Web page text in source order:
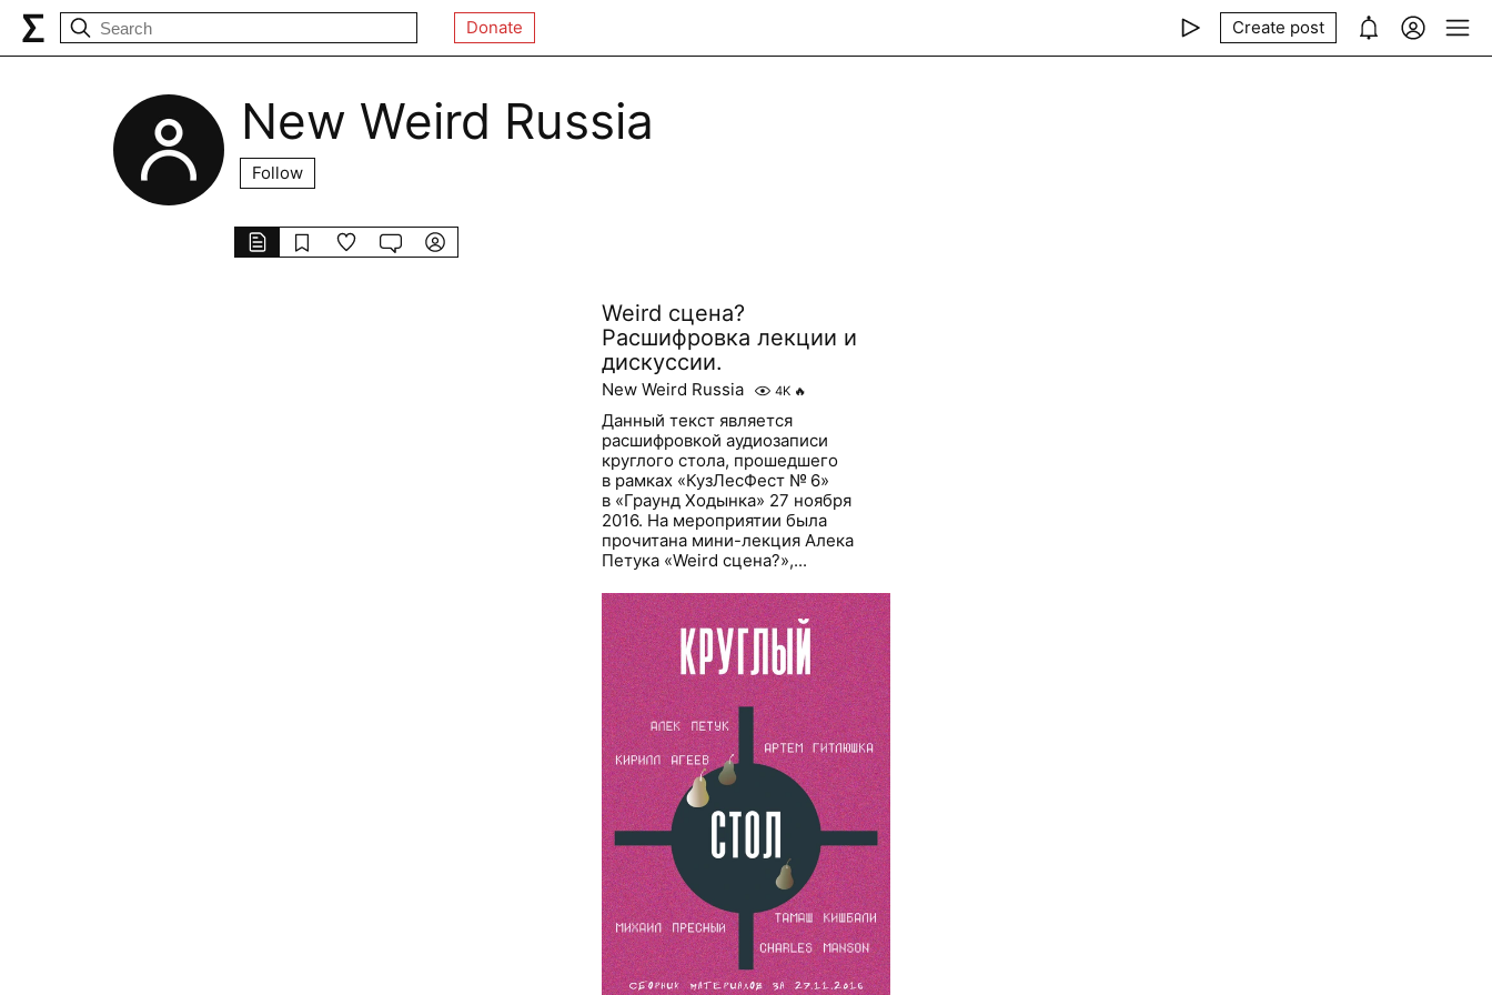
Donate Create post
New Weird Russia
Follow
Weird сцена?
Расшифровка лекции и
дискуссии.
New Weird Russia 4K 🔥
Данный текст является
расшифровкой аудиозаписи
круглого стола, прошедшего
в рамках «КузЛесФест № 6»
в «Граунд Ходынка» 27 ноября
2016. На мероприятии была
прочитана мини-лекция Алека
Петука «Weird сцена?»,...